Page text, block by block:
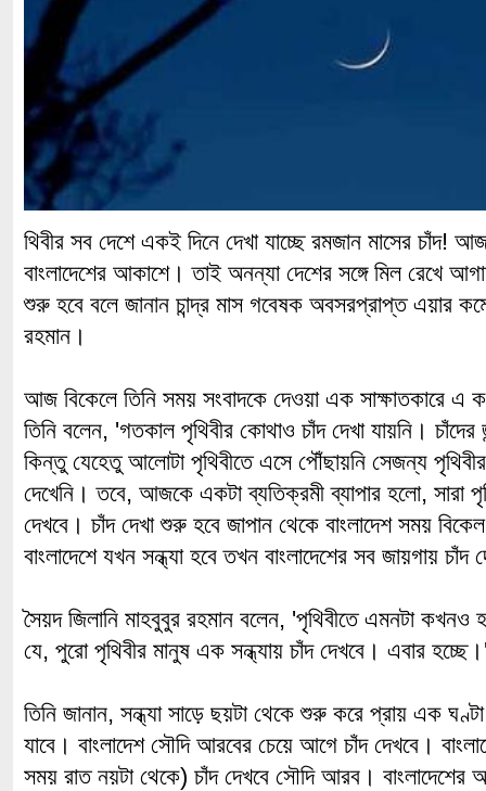
থিবীর সব দেশে একই দিনে দেখা যাচ্ছে রমজান মাসের চাঁদ! আজ
বাংলাদেশের আকাশে। তাই অনন্যা দেশের সঙ্গে মিল রেখে
শুরু হবে বলে জানান চান্দ্র মাস গবেষক অবসরপ্রাপ্ত এয়ার
রহমান।
আজ বিকেলে তিনি সময় সংবাদকে দেওয়া এক সাক্ষাতকারে এ
তিনি বলেন, 'গতকাল পৃথিবীর কোথাও চাঁদ দেখা যায়নি।
কিন্তু যেহেতু আলোটা পৃথিবীতে এসে পৌঁছায়নি সেজন্য
দেখেনি। তবে, আজকে একটা ব্যতিক্রমী ব্যাপার হলো, সারা
দেখবে। চাঁদ দেখা শুরু হবে জাপান থেকে বাংলাদেশ সময়
বাংলাদেশে যখন সন্ধ্যা হবে তখন বাংলাদেশের সব জায়গায় চাঁদ
সৈয়দ জিলানি মাহবুবুর রহমান বলেন, 'পৃথিবীতে এমনটা কখনও
যে, পুরো পৃথিবীর মানুষ এক সন্ধ্যায় চাঁদ দেখবে। এবার
তিনি জানান, সন্ধ্যা সাড়ে ছয়টা থেকে শুরু করে প্রায় এক ঘণ্টা
যাবে। বাংলাদেশ সৌদি আরবের চেয়ে আগে চাঁদ দেখবে।
সময় রাত নয়টা থেকে) চাঁদ দেখবে সৌদি আরব। বাংলাদেশের